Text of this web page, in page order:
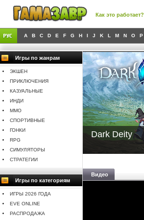
Как это работает?
A B C D E F G H I J K L M N O P
Игры по жанрам
ЭКШЕН
ПРИКЛЮЧЕНИЯ
КАЗУАЛЬНЫЕ
ИНДИ
MMO
СПОРТИВНЫЕ
ГОНКИ
RPG
СИМУЛЯТОРЫ
СТРАТЕГИИ
Игры по категориям
ИГРЫ 2026 ГОДА
EVE ONLINE
РАСПРОДАЖА
Dark Deity
Видео